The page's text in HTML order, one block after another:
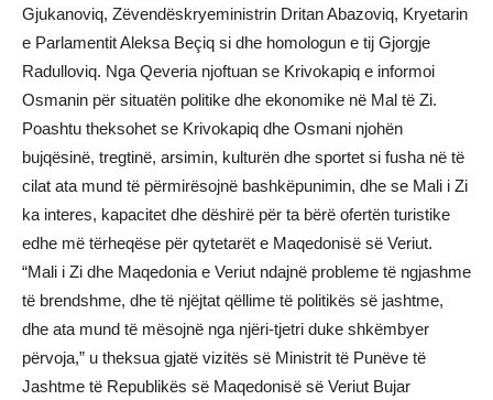
Gjukanoviq, Zëvendëskryeministrin Dritan Abazoviq, Kryetarin
e Parlamentit Aleksa Beçiq si dhe homologun e tij Gjorgje
Radulloviq. Nga Qeveria njoftuan se Krivokapiq e informoi
Osmanin për situatën politike dhe ekonomike në Mal të Zi.
Poashtu theksohet se Krivokapiq dhe Osmani njohën
bujqësinë, tregtinë, arsimin, kulturën dhe sportet si fusha në të
cilat ata mund të përmirësojnë bashkëpunimin, dhe se Mali i Zi
ka interes, kapacitet dhe dëshirë për ta bërë ofertën turistike
edhe më tërheqëse për qytetarët e Maqedonisë së Veriut.
“Mali i Zi dhe Maqedonia e Veriut ndajnë probleme të ngjashme
të brendshme, dhe të njëjtat qëllime të politikës së jashtme,
dhe ata mund të mësojnë nga njëri-tjetri duke shkëmbyer
përvoja,” u theksua gjatë vizitës së Ministrit të Punëve të
Jashtme të Republikës së Maqedonisë së Veriut Bujar